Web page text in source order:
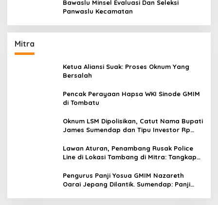
Bawaslu Minsel Evaluasi Dan Seleksi
Panwaslu Kecamatan
Mitra
Ketua Aliansi Suak: Proses Oknum Yang
Bersalah
Pencak Perayaan Hapsa WKI Sinode GMIM
di Tombatu
Oknum LSM Dipolisikan, Catut Nama Bupati
James Sumendap dan Tipu Investor Rp
Lawan Aturan, Penambang Rusak Police
Line di Lokasi Tambang di Mitra: Tangkap
Pengurus Panji Yosua GMIM Nazareth
Oarai Jepang Dilantik. Sumendap: Panji